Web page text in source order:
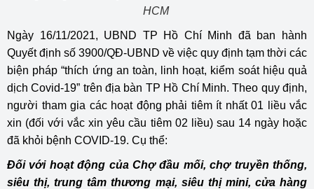
HCM
Ngày 16/11/2021, UBND TP Hồ Chí Minh đã ban hành
Quyết định số 3900/QĐ-UBND về việc quy định tạm thời các
biện pháp “thích ứng an toàn, linh hoạt, kiểm soát hiệu quả
dịch Covid-19” trên địa bàn TP Hồ Chí Minh. Theo quy định,
người tham gia các hoạt động phải tiêm ít nhất 01 liều vắc
xin (đối với vắc xin yêu cầu tiêm 02 liều) sau 14 ngày hoặc
đã khỏi bệnh COVID-19. Cụ thể:
Đối với hoạt động của Chợ đầu mối, chợ truyền thống,
siêu thị, trung tâm thương mại, siêu thị mini, cửa hàng